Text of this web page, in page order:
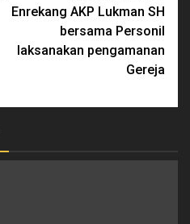
Enrekang AKP Lukman SH
bersama Personil
laksanakan pengamanan
Gereja